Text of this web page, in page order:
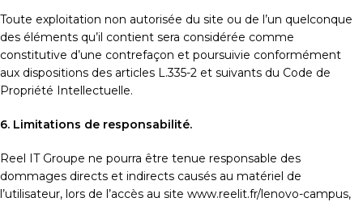
Toute exploitation non autorisée du site ou de l’un quelconque
des éléments qu’il contient sera considérée comme
constitutive d’une contrefaçon et poursuivie conformément
aux dispositions des articles L.335-2 et suivants du Code de
Propriété Intellectuelle.
6. Limitations de responsabilité.
Reel IT Groupe ne pourra être tenue responsable des
dommages directs et indirects causés au matériel de
l’utilisateur, lors de l’accès au site www.reelit.fr/lenovo-campus,